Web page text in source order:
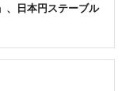
、日本円ステーブル